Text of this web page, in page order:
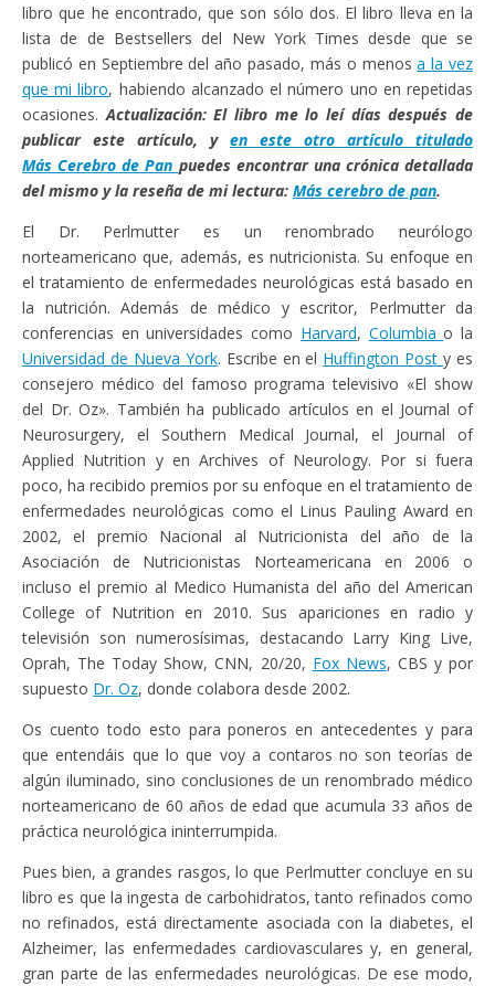
libro que he encontrado, que son sólo dos. El libro lleva en la
lista de de Bestsellers del New York Times desde que se
publicó en Septiembre del año pasado, más o menosa la vez
que mi libro, habiendo alcanzado el número uno en repetidas
ocasiones.Actualización: El libro me lo leí días después de
publicar este artículo, y en este otro artículo titulado
Más Cerebro de Pan puedes encontrar una crónica detallada
del mismo y la reseña de mi lectura: Más cerebro de pan.
El Dr. Perlmutter es un renombrado neurólogo
norteamericano que, además, es nutricionista. Su enfoque en
el tratamiento de enfermedades neurológicas está basado en
la nutrición. Además de médico y escritor, Perlmutter da
conferencias en universidades como Harvard, Columbiao la
Universidad de Nueva York. Escribe en el Huffington Posty es
consejero médico del famoso programa televisivo «El show
del Dr. Oz». También ha publicado artículos en el Journal of
Neurosurgery, el Southern Medical Journal, el Journal of
Applied Nutrition y en Archives of Neurology. Por si fuera
poco, ha recibido premios por su enfoque en el tratamiento de
enfermedades neurológicas como el Linus Pauling Award en
2002, el premio Nacional al Nutricionista del año de la
Asociación de Nutricionistas Norteamericana en 2006 o
incluso el premio al Medico Humanista del año del American
College of Nutrition en 2010. Sus apariciones en radio y
televisión son numerosísimas, destacando Larry King Live,
Oprah, The Today Show, CNN, 20/20, Fox News, CBS y por
supuesto Dr. Oz, donde colabora desde 2002.
Os cuento todo esto para poneros en antecedentes y para
que entendáis que lo que voy a contaros no son teorías de
algún iluminado, sino conclusiones de un renombrado médico
norteamericano de 60 años de edad que acumula 33 años de
práctica neurológica ininterrumpida.
Pues bien, a grandes rasgos, lo que Perlmutter concluye en su
libro es que la ingesta de carbohidratos, tanto refinados como
no refinados, está directamente asociada con la diabetes, el
Alzheimer, las enfermedades cardiovasculares y, en general,
gran parte de las enfermedades neurológicas. De ese modo,